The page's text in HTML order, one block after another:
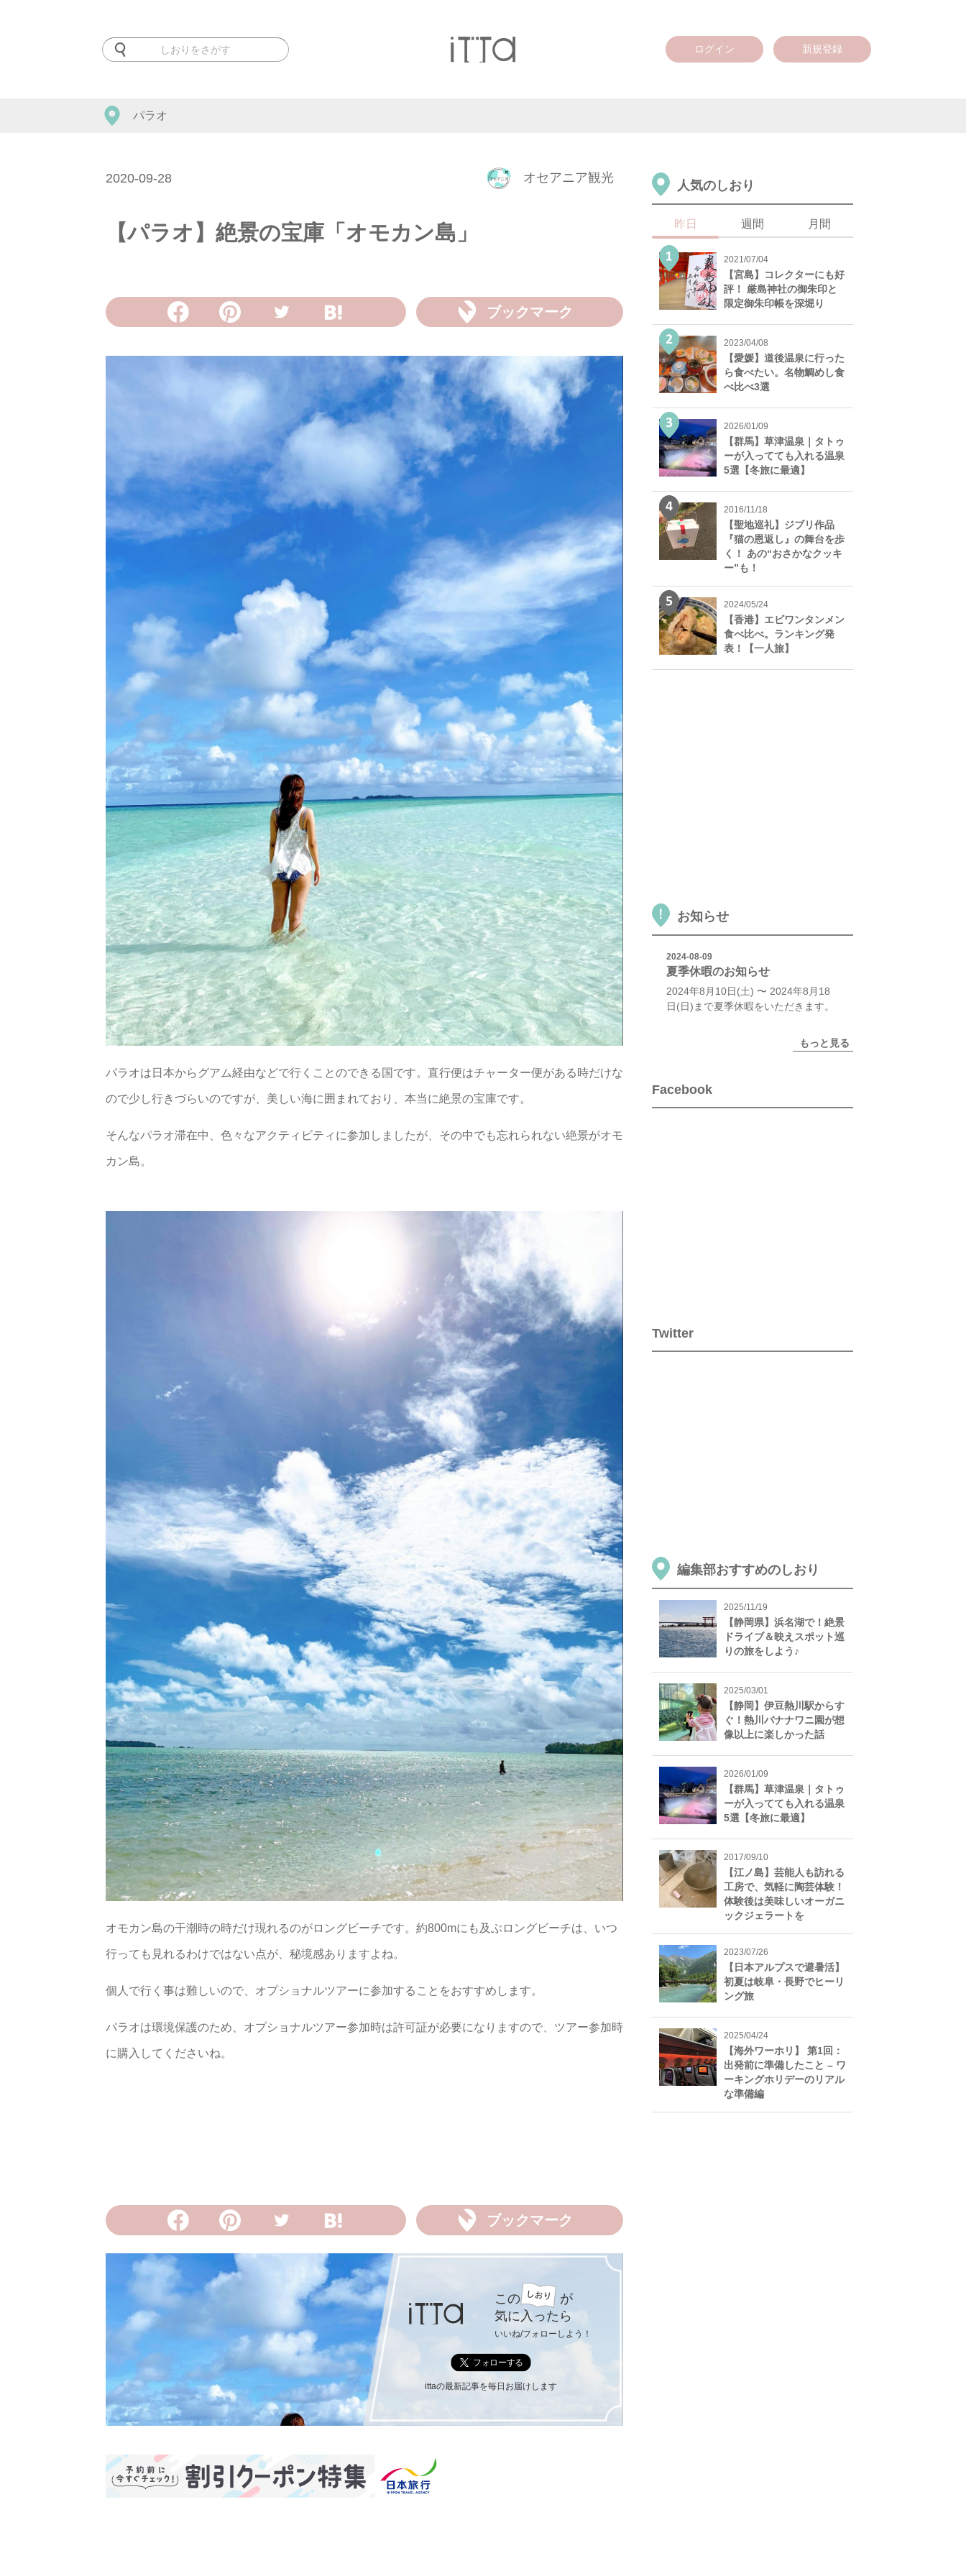
ログイン 新規登録
パラオ
2020-09-28 オセアニア観光
【パラオ】絶景の宝庫「オモカン島」
ブックマーク
パラオは日本からグアム経由などで行くことのできる国です。直行便はチャーター便がある時だけな
ので少し行きづらいのですが、美しい海に囲まれており、本当に絶景の宝庫です。
そんなパラオ滞在中、色々なアクティビティに参加しましたが、その中でも忘れられない絶景がオモ
カン島。
オモカン島の干潮時の時だけ現れるのがロングビーチです。約800mにも及ぶロングビーチは、いつ
行っても見れるわけではない点が、秘境感ありますよね。
個人で行く事は難しいので、オプショナルツアーに参加することをおすすめします。
パラオは環境保護のため、オプショナルツアー参加時は許可証が必要になりますので、ツアー参加時
に購入してくださいね。
ブックマーク
この
が
気に入ったら
いいね/フォローしよう！
ittaの最新記事を毎日お届けします
人気のしおり
昨日 週間 月間
2021/07/04
【宮島】コレクターにも好
評！ 厳島神社の御朱印と
限定御朱印帳を深堀り
2023/04/08
【愛媛】道後温泉に行った
ら食べたい。名物鯛めし食
べ比べ3選
2026/01/09
【群馬】草津温泉｜タトゥ
ーが入ってても入れる温泉
5選【冬旅に最適】
2016/11/18
【聖地巡礼】ジブリ作品
『猫の恩返し』の舞台を歩
く！ あの“おさかなクッキ
ー”も！
2024/05/24
【香港】エビワンタンメン
食べ比べ。ランキング発
表！【一人旅】
お知らせ
2024-08-09
夏季休暇のお知らせ
2024年8月10日(土) 〜 2024年8月18
日(日)まで夏季休暇をいただきます。
もっと見る
Facebook
Twitter
編集部おすすめのしおり
2025/11/19
【静岡県】浜名湖で！絶景
ドライブ＆映えスポット巡
りの旅をしよう♪
2025/03/01
【静岡】伊豆熱川駅からす
ぐ！熱川バナナワニ園が想
像以上に楽しかった話
2026/01/09
【群馬】草津温泉｜タトゥ
ーが入ってても入れる温泉
5選【冬旅に最適】
2017/09/10
【江ノ島】芸能人も訪れる
工房で、気軽に陶芸体験！
体験後は美味しいオーガニ
ックジェラートを
2023/07/26
【日本アルプスで避暑活】
初夏は岐阜・長野でヒーリ
ング旅
2025/04/24
【海外ワーホリ】 第1回：
出発前に準備したこと – ワ
ーキングホリデーのリアル
な準備編